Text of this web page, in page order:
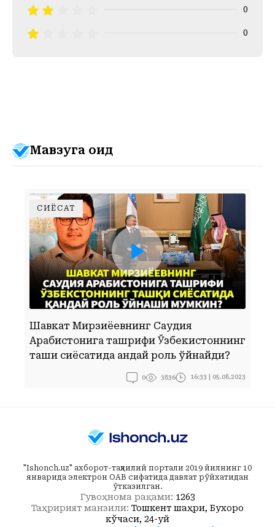
0
0
Мавзуга оид
СИЁСАТ
Шавкат Мирзиёевнинг Саудия
Арабистонига ташрифи Ўзбекистоннинг
ташқи сиёсатида қандай роль ўйнайди?
0 3836 16:33 | 05.08.2023
"Ishonch.uz" ахборот-таҳлилий портали 2019 йилнинг 10
январида электрон ОАВ сифатида давлат рўйхатидан
ўтказилган.
Гувоҳнома рақами: 1263
Таҳририят манзили: Тошкент шаҳри, Бухоро
кўчаси, 24-уй